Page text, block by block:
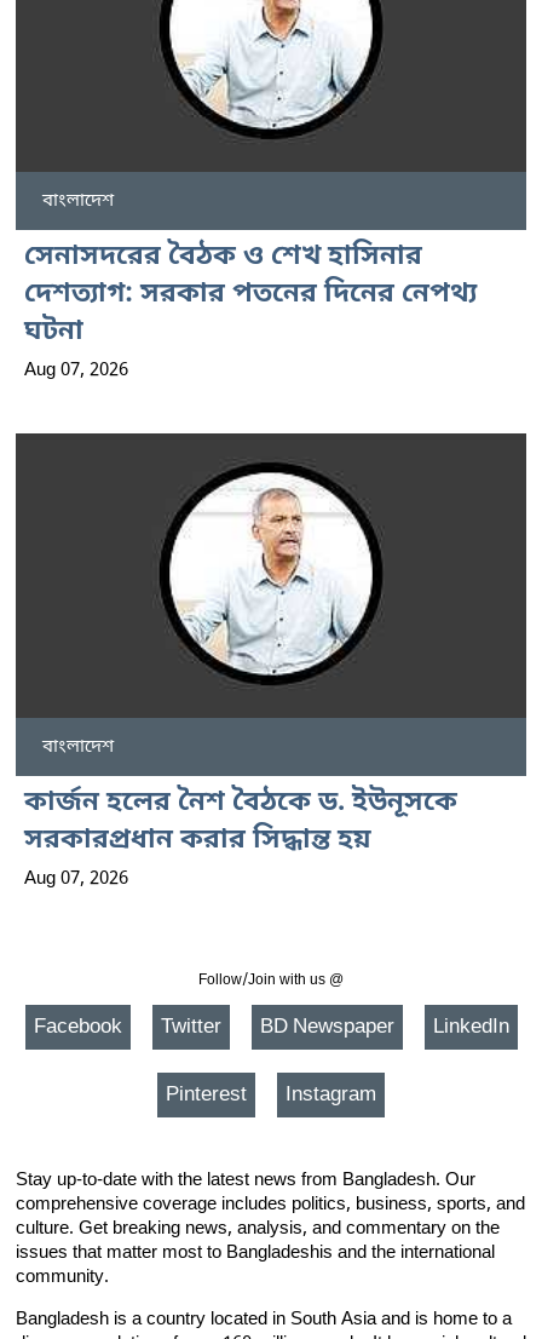
বাংলাদেশ
সেনাসদরের বৈঠক ও শেখ হাসিনার
দেশত্যাগ: সরকার পতনের দিনের নেপথ্য
ঘটনা
Aug 07, 2026
বাংলাদেশ
কার্জন হলের নৈশ বৈঠকে ড. ইউনূসকে
সরকারপ্রধান করার সিদ্ধান্ত হয়
Aug 07, 2026
Follow/Join with us @
Facebook Twitter BD Newspaper LinkedIn
Pinterest Instagram
Stay up-to-date with the latest news from Bangladesh. Our
comprehensive coverage includes politics, business, sports, and
culture. Get breaking news, analysis, and commentary on the
issues that matter most to Bangladeshis and the international
community.
Bangladesh is a country located in South Asia and is home to a